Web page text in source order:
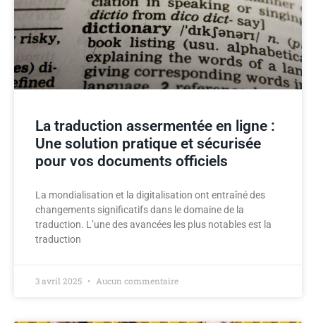
La traduction assermentée en ligne :
Une solution pratique et sécurisée
pour vos documents officiels
La mondialisation et la digitalisation ont entraîné des
changements significatifs dans le domaine de la
traduction. L’une des avancées les plus notables est la
traduction
3 avril 2025 Aucun commentaire